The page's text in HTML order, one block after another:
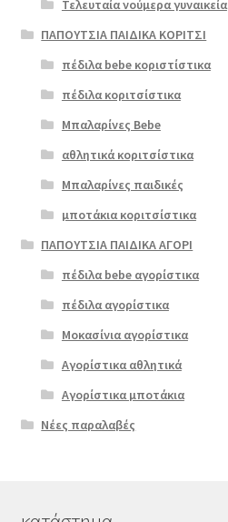
Τελευταία νούμερα γυναικεία
ΠΑΠΟΥΤΣΙΑ ΠΑΙΔΙΚΑ ΚΟΡΙΤΣΙ
πέδιλα bebe κοριστίστικα
πέδιλα κοριτσίστικα
Μπαλαρίνες Bebe
αθλητικά κοριτσίστικα
Μπαλαρίνες παιδικές
μποτάκια κοριτσίστικα
ΠΑΠΟΥΤΣΙΑ ΠΑΙΔΙΚΑ ΑΓΟΡΙ
πέδιλα bebe αγορίστικα
πέδιλα αγορίστικα
Μοκασίνια αγορίστικα
Αγορίστικα αθλητικά
Αγορίστικα μποτάκια
Νέες παραλαβές